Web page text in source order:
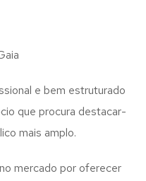
e bem estruturado
que procura destacar-
mais amplo.
mercado por oferecer